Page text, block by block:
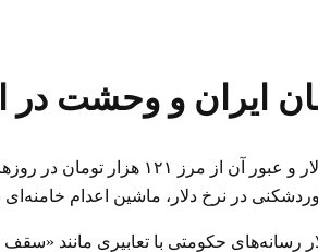
ایران و وحشت در
افزایش بی‌سابقه نرخ
نرخ دلار، ماشین اعدام خامنه‌ای نیز بی مهابا به قلع و
رسانه‌های حکومتی با تعابیری مانند